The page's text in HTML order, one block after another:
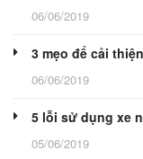
06/06/2019
3 mẹo để cải
06/06/2019
5 lỗi sử dụng xe
05/06/2019